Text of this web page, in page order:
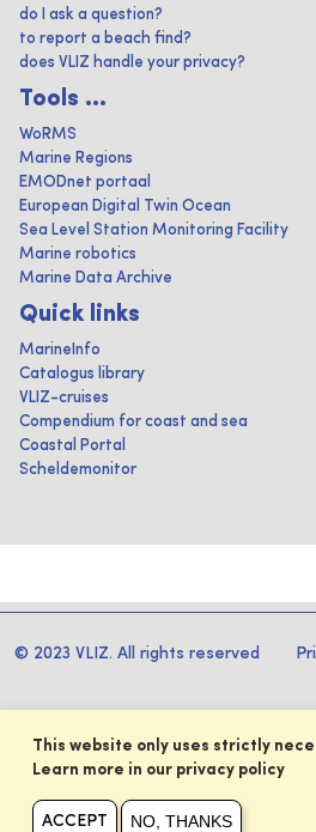
do I ask a question?
to report a beach find?
does VLIZ handle your privacy?
Tools ...
WoRMS
Marine Regions
EMODnet portaal
European Digital Twin Ocean
Sea Level Station Monitoring Facility
Marine robotics
Marine Data Archive
Quick links
MarineInfo
Catalogus library
VLIZ-cruises
Compendium for coast and sea
Coastal Portal
Scheldemonitor
© 2023 VLIZ. All rights reserved
This website only uses strictly
Learn more in our privacy policy
ACCEPT NO, THANKS